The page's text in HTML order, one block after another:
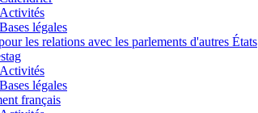
Activités
Bases légales
les relations avec les parlements d'autres États
Activités
Bases légales
français